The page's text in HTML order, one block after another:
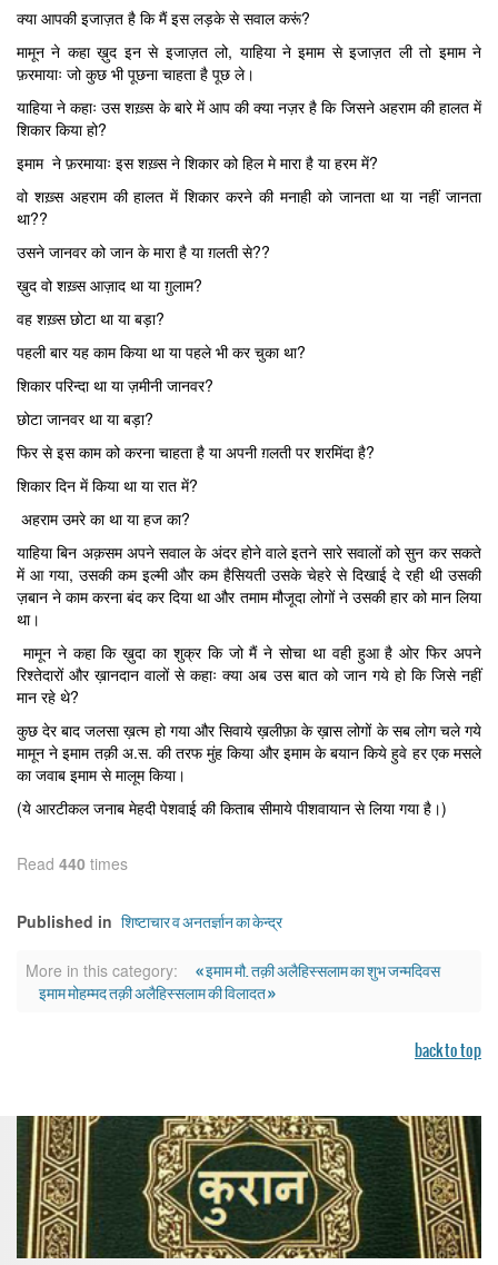
क्या आपकी इजाज़त है कि मैं इस लड़के से सवाल करूं?
मामून ने कहा ख़ुद इन से इजाज़त लो, याहिया ने इमाम से इजाज़त ली तो इमाम ने
फ़रमायाः जो कुछ भी पूछना चाहता है पूछ ले।
याहिया ने कहाः उस शख़्स के बारे में आप की क्या नज़र है कि जिसने अहराम की हालत में
शिकार किया हो?
इमाम ने फ़रमायाः इस शख़्स ने शिकार को हिल मे मारा है या हरम में?
वो शख़्स अहराम की हालत में शिकार करने की मनाही को जानता था या नहीं जानता
था??
उसने जानवर को जान के मारा है या ग़लती से??
ख़ुद वो शख़्स आज़ाद था या ग़ुलाम?
वह शख़्स छोटा था या बड़ा?
पहली बार यह काम किया था या पहले भी कर चुका था?
शिकार परिन्दा था या ज़मीनी जानवर?
छोटा जानवर था या बड़ा?
फिर से इस काम को करना चाहता है या अपनी ग़लती पर शरमिंदा है?
शिकार दिन में किया था या रात में?
अहराम उमरे का था या हज का?
याहिया बिन अक़सम अपने सवाल के अंदर होने वाले इतने सारे सवालों को सुन कर सकते
में आ गया, उसकी कम इल्मी और कम हैसियती उसके चेहरे से दिखाई दे रही थी उसकी
ज़बान ने काम करना बंद कर दिया था और तमाम मौजूदा लोगों ने उसकी हार को मान लिया
था।
मामून ने कहा कि ख़ुदा का शुक्र कि जो मैं ने सोचा था वही हुआ है ओर फिर अपने
रिश्तेदारों और ख़ानदान वालों से कहाः क्या अब उस बात को जान गये हो कि जिसे नहीं
मान रहे थे?
कुछ देर बाद जलसा ख़त्म हो गया और सिवाये ख़लीफ़ा के ख़ास लोगों के सब लोग चले गये
मामून ने इमाम तक़ी अ.स. की तरफ मुंह किया और इमाम के बयान किये हुवे हर एक मसले
का जवाब इमाम से मालूम किया।
(ये आरटीकल जनाब मेहदी पेशवाई की किताब सीमाये पीशवायान से लिया गया है।)
Read 440 times
Published in शिष्टाचार व अनतर्ज्ञान का केन्द्र
More in this category:
« इमाम मौ. तक़ी अलैहिस्सलाम का शुभ जन्मदिवस
इमाम मोहम्मद तक़ी अलैहिस्सलाम की विलादत »
back to top